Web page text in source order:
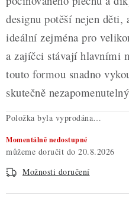
designu potěší nejen děti,
ideální zejména pro
a zajíčci stávají hlavními
touto formou snadno
skutečně
Položka byla vyprodána…
Momentálně nedostupné
20.8.2026
Možnosti doručení